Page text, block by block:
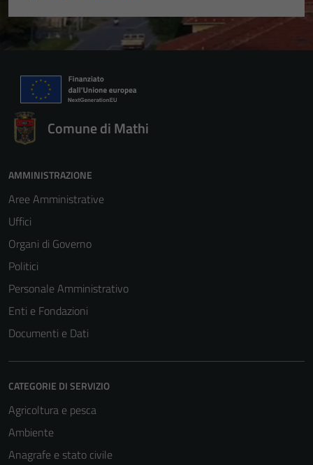
Comune di Mathi
AMMINISTRAZIONE
Aree Amministrative
Uffici
Organi di Governo
Politici
Personale Amministrativo
Enti e Fondazioni
Documenti e Dati
CATEGORIE DI SERVIZIO
Agricoltura e pesca
Ambiente
Anagrafe e stato civile